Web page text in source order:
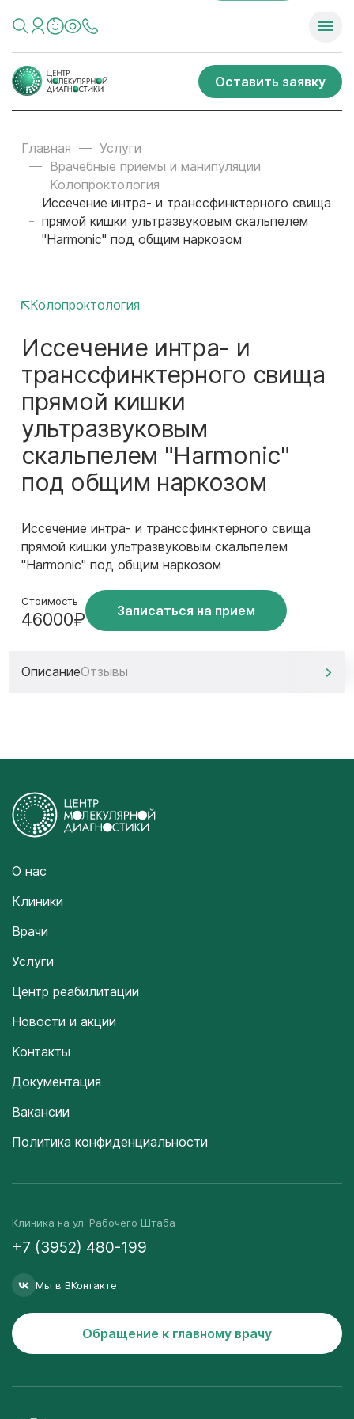
Оставить заявку
Главная
Услуги
Врачебные приемы и манипуляции
Колопроктология
Иссечение интра- и транссфинктерного свища
прямой кишки ультразвуковым скальпелем
"Harmonic" под общим наркозом
Колопроктология
Иссечение интра- и
транссфинктерного свища
прямой кишки
ультразвуковым
скальпелем "Harmonic"
под общим наркозом
Иссечение интра- и транссфинктерного свища
прямой кишки ультразвуковым скальпелем
"Harmonic" под общим наркозом
Стоимость
46000₽ Записаться на прием
ОписаниеОтзывы
О нас
Клиники
Врачи
Услуги
Центр реабилитации
Новости и акции
Контакты
Документация
Вакансии
Политика конфиденциальности
Клиника на ул. Рабочего Штаба
+7 (3952) 480-199
Мы в ВКонтакте
Обращение к главному врачу